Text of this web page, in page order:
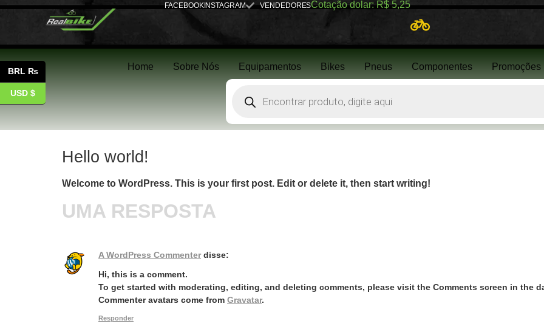
FACEBOOKINSTAGRAM VENDEDORESCotação dolar: R$ 5,25
Home Sobre Nós Equipamentos Bikes Pneus Componentes Promoções
Hello world!
Welcome to WordPress. This is your first post. Edit or delete it, then start writing!
UMA RESPOSTA
A WordPress Commenter disse:
Hi, this is a comment.
To get started with moderating, editing, and deleting comments, please visit the Comments screen in the
Commenter avatars come from Gravatar.
Responder
BRL ₨
USD $